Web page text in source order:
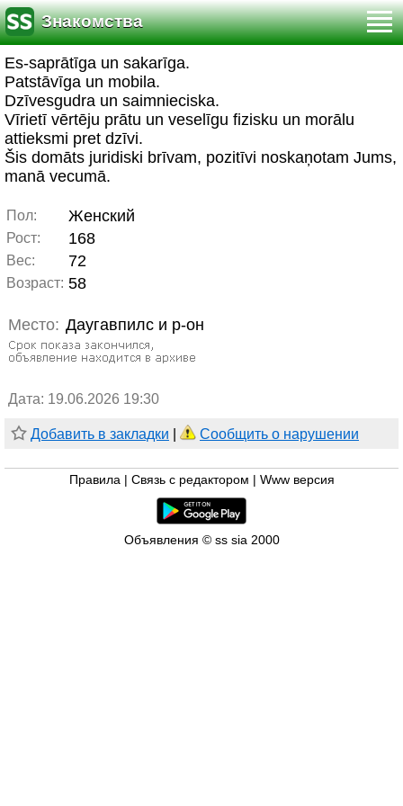
Знакомства
Es-saprātīga un sakarīga.
Patstāvīga un mobila.
Dzīvesgudra un saimnieciska.
Vīrietī vērtēju prātu un veselīgu fizisku un morālu
attieksmi pret dzīvi.
Šis domāts juridiski brīvam, pozitīvi noskaņotam Jums,
manā vecumā.
Пол: Женский
Рост: 168
Вес: 72
Возраст: 58
Место: Даугавпилс и р-он
Дата: 19.06.2026 19:30
Добавить в закладки Сообщить о нарушении
Правила Связь с редактором Www версия
Объявления © ss sia 2000